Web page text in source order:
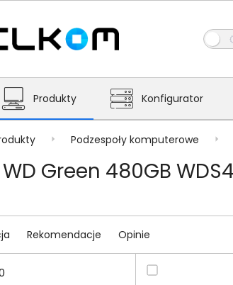
Produkty Konfigurator
Podzespoły komputerowe
WD Green 480GB
Rekomendacje Opinie